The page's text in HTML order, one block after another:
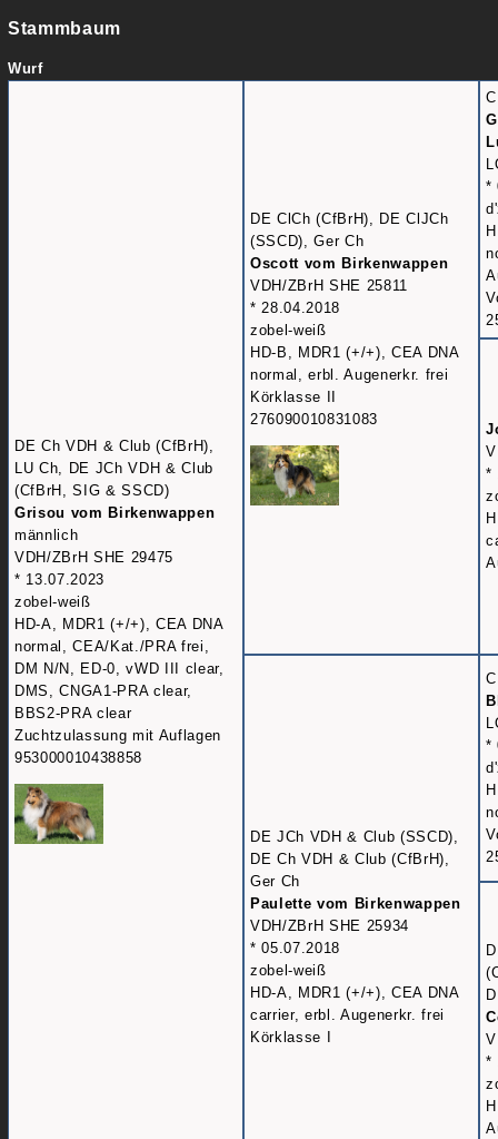
Stammbaum
Wurf
DE Ch VDH & Club (CfBrH),
LU Ch, DE JCh VDH & Club
(CfBrH, SIG & SSCD)
Grisou vom Birkenwappen
männlich
VDH/ZBrH SHE 29475
* 13.07.2023
zobel-weiß
HD-A, MDR1 (+/+), CEA DNA
normal, CEA/Kat./PRA frei,
DM N/N, ED-0, vWD III clear,
DMS, CNGA1-PRA clear,
BBS2-PRA clear
Zuchtzulassung mit Auflagen
953000010438858
DE ClCh (CfBrH), DE ClJCh
(SSCD), Ger Ch
Oscott vom Birkenwappen
VDH/ZBrH SHE 25811
* 28.04.2018
zobel-weiß
HD-B, MDR1 (+/+), CEA DNA
normal, erbl. Augenerkr. frei
Körklasse II
276090010831083
*
*
DE JCh VDH & Club (SSCD),
DE Ch VDH & Club (CfBrH),
Ger Ch
Paulette vom Birkenwappen
VDH/ZBrH SHE 25934
* 05.07.2018
zobel-weiß
HD-A, MDR1 (+/+), CEA DNA
carrier, erbl. Augenerkr. frei
Körklasse I
*
*